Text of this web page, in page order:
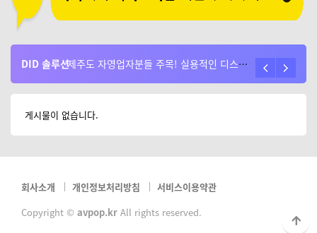
DID 솔루션
플레쉬플레이어 서비스 종료로 인한 시스템 걱정이 없는 AVPOP 솔루션 제주도 자영업자분들 주목! 실용적인 디스플레이 활용 방법과 효과 알아보기
게시물이 없습니다.
회사소개 개인정보처리방침
서비스이용약관
Copyright © avpop.kr All rights reserved.